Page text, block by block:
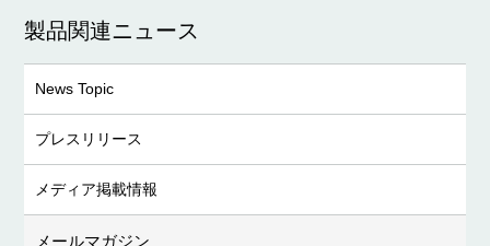
製品関連ニュース
News Topic
プレスリリース
メディア掲載情報
メールマガジン